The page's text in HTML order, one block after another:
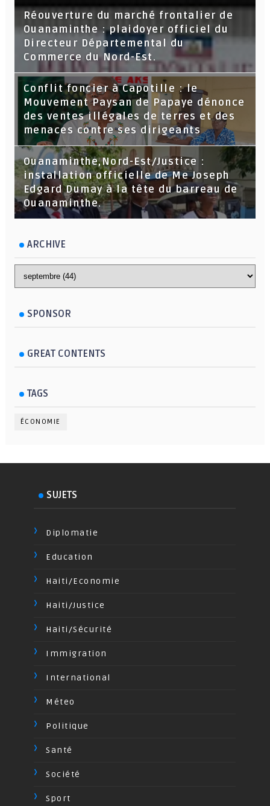
Réouverture du marché frontalier de
Ouanaminthe : plaidoyer officiel du
Directeur Départemental du
Commerce du Nord-Est.
Conflit foncier à Capotille : le
Mouvement Paysan de Papaye dénonce
des ventes illégales de terres et des
menaces contre ses dirigeants
Ouanaminthe,Nord-Est/Justice :
installation officielle de Me Joseph
Edgard Dumay à la tête du barreau de
Ouanaminthe.
ARCHIVE
SPONSOR
GREAT CONTENTS
TAGS
ÉCONOMIE
SUJETS
Diplomatie
Education
Haiti/Economie
Haiti/Justice
Haiti/Sécurité
Immigration
International
Méteo
Politique
Santé
Société
Sport